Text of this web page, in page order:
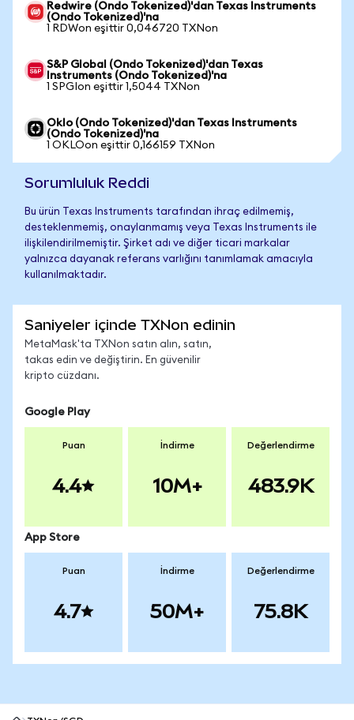
Redwire (Ondo Tokenized)'dan Texas Instruments
(Ondo Tokenized)'na
1 RDWon eşittir 0,046720 TXNon
S&P Global (Ondo Tokenized)'dan Texas
Instruments (Ondo Tokenized)'na
1 SPGIon eşittir 1,5044 TXNon
Oklo (Ondo Tokenized)'dan Texas Instruments
(Ondo Tokenized)'na
1 OKLOon eşittir 0,166159 TXNon
Sorumluluk Reddi
Bu ürün Texas Instruments tarafından ihraç edilmemiş,
desteklenmemiş, onaylanmamış veya Texas Instruments ile
ilişkilendirilmemiştir. Şirket adı ve diğer ticari markalar
yalnızca dayanak referans varlığını tanımlamak amacıyla
kullanılmaktadır.
Saniyeler içinde TXNon edinin
MetaMask'ta TXNon satın alın, satın,
takas edin ve değiştirin. En güvenilir
kripto cüzdanı.
Google Play
Puan
4.4
İndirme
10M+
Değerlendirme
483.9K
App Store
Puan
4.7
İndirme
50M+
Değerlendirme
75.8K